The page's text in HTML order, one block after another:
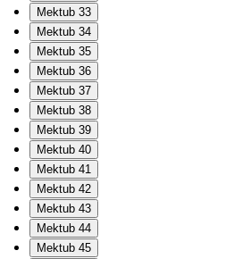
Mektub 33
Mektub 34
Mektub 35
Mektub 36
Mektub 37
Mektub 38
Mektub 39
Mektub 40
Mektub 41
Mektub 42
Mektub 43
Mektub 44
Mektub 45